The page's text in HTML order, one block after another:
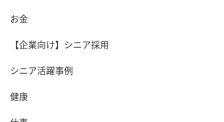
お金
【企業向け】シニア採用
シニア活躍事例
健康